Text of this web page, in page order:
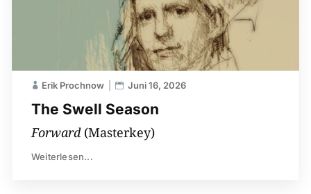
The Swell Season
Erik Prochnow Juni 16, 2026
Forward (Masterkey)
Weiterlesen...